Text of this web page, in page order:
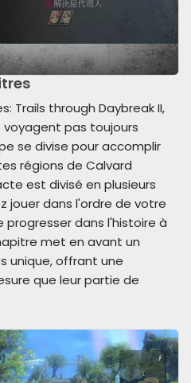
Trails through Daybreak II,
pas toujours
se divise pour accomplir
régions de Calvard
est divisé en plusieurs
jouer dans l'ordre de votre
dans l'histoire à
met en avant un
unique, offrant une
que leur partie de